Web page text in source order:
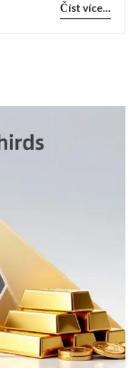
Číst více...